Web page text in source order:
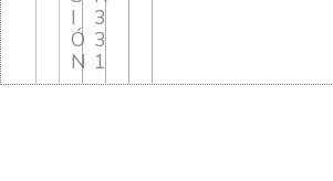
I
Ó
N
3
3
1